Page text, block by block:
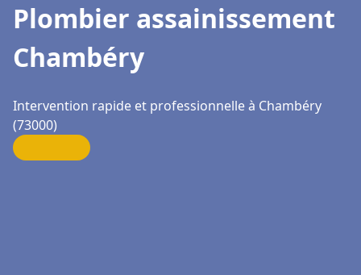
Plombier assainissement
Chambéry
Intervention rapide et professionnelle à Chambéry
(73000)